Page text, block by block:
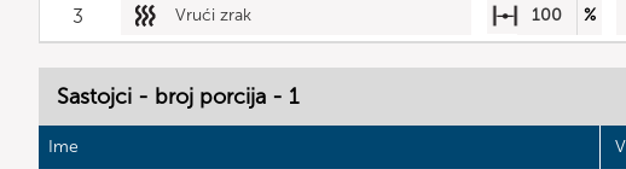
3 Vrući zrak 100 %
Sastojci - broj porcija - 1
Ime